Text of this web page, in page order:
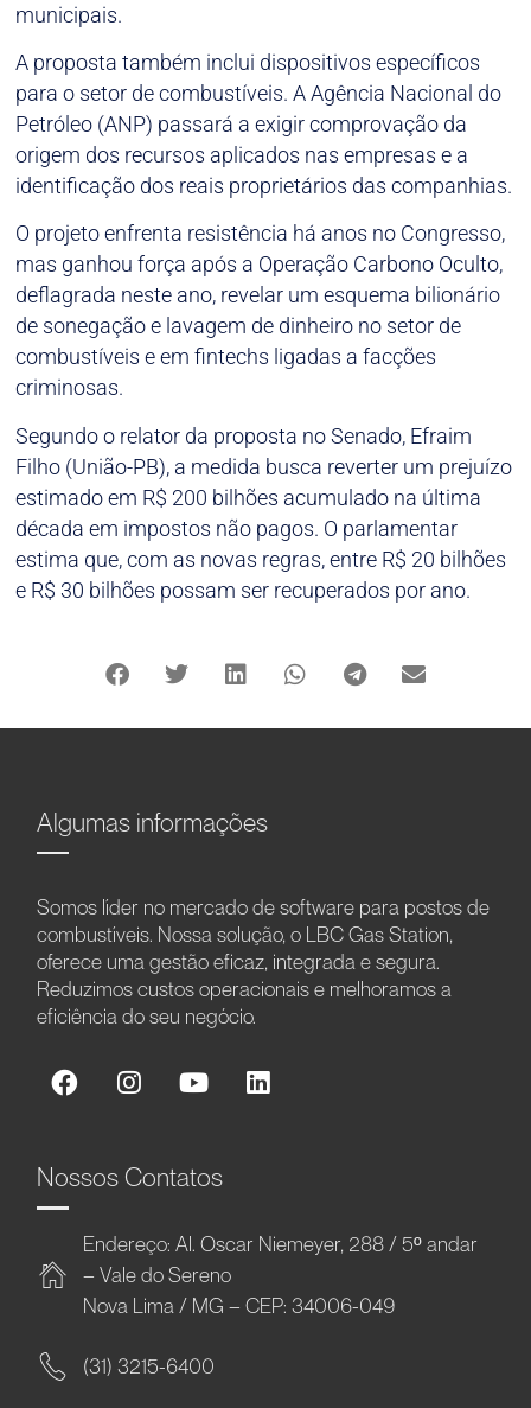
municipais.
A proposta também inclui dispositivos específicos
para o setor de combustíveis. A Agência Nacional do
Petróleo (ANP) passará a exigir comprovação da
origem dos recursos aplicados nas empresas e a
identificação dos reais proprietários das companhias.
O projeto enfrenta resistência há anos no Congresso,
mas ganhou força após a Operação Carbono Oculto,
deflagrada neste ano, revelar um esquema bilionário
de sonegação e lavagem de dinheiro no setor de
combustíveis e em fintechs ligadas a facções
criminosas.
Segundo o relator da proposta no Senado, Efraim
Filho (União-PB), a medida busca reverter um prejuízo
estimado em R$ 200 bilhões acumulado na última
década em impostos não pagos. O parlamentar
estima que, com as novas regras, entre R$ 20 bilhões
e R$ 30 bilhões possam ser recuperados por ano.
Algumas informações
Somos líder no mercado de software para postos de
combustíveis. Nossa solução, o LBC Gas Station,
oferece uma gestão eficaz, integrada e segura.
Reduzimos custos operacionais e melhoramos a
eficiência do seu negócio.
Nossos Contatos
Endereço: Al. Oscar Niemeyer, 288 / 5º andar
– Vale do Sereno
Nova Lima / MG – CEP: 34006-049
(31) 3215-6400